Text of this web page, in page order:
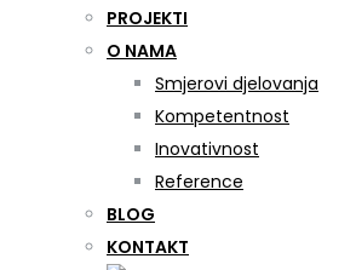
PROJEKTI
O NAMA
Smjerovi djelovanja
Kompetentnost
Inovativnost
Reference
BLOG
KONTAKT